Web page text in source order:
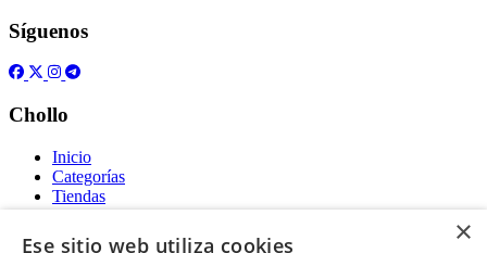
Síguenos
Chollo
Inicio
Categorías
Tiendas
Gratis
×
Ese sitio web utiliza cookies